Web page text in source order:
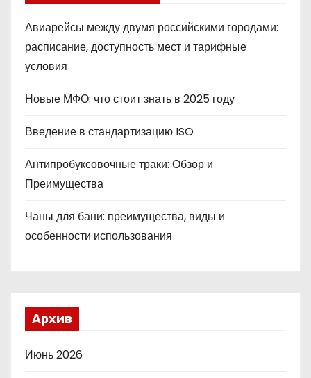
Авиарейсы между двумя российскими городами:
расписание, доступность мест и тарифные
условия
Новые МФО: что стоит знать в 2025 году
Введение в стандартизацию ISO
Антипробуксовочные траки: Обзор и
Преимущества
Чаны для бани: преимущества, виды и
особенности использования
Архив
Июнь 2026